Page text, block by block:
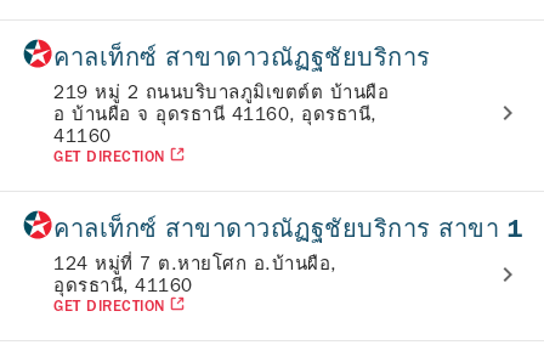
คาลเท็กซ์ สาขาดาวณัฏฐชัยบริการ
219 หมู่ 2 ถนนบริบาลภูมิเขตต์ต บ้านผือ
อ บ้านผือ จ อุดรธานี 41160, อุดรธานี,
41160
GET DIRECTION
คาลเท็กซ์ สาขาดาวณัฏฐชัยบริการ สาขา 1
124 หมู่ที่ 7 ต.หายโศก อ.บ้านผือ,
อุดรธานี, 41160
GET DIRECTION